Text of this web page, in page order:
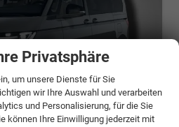
Privatsphäre
um unsere Dienste für Sie
wir Ihre Auswahl und verarbeiten
und Personalisierung, für die Sie
können Ihre Einwilligung jederzeit mit